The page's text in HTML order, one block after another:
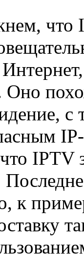
что
Оно
IPTV
к